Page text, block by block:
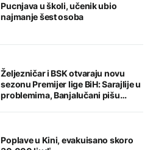
Pucnjava u školi, učenik ubio
najmanje šest osoba
Željezničar i BSK otvaraju novu
sezonu Premijer lige BiH: Sarajlije u
problemima, Banjalučani pišu
Poplave u Kini, evakuisano skoro